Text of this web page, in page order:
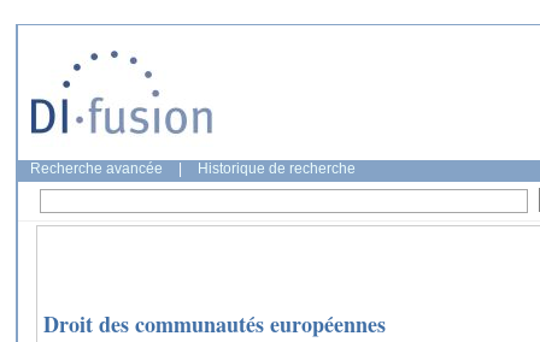
Recherche avancée Historique de recherche
Droit des communautés européennes